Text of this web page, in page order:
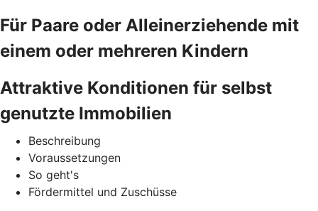
Für Paare oder Alleinerziehende mit
einem oder mehreren Kindern
Attraktive Konditionen für selbst
genutzte Immobilien
Beschreibung
Voraussetzungen
So geht's
Fördermittel und Zuschüsse